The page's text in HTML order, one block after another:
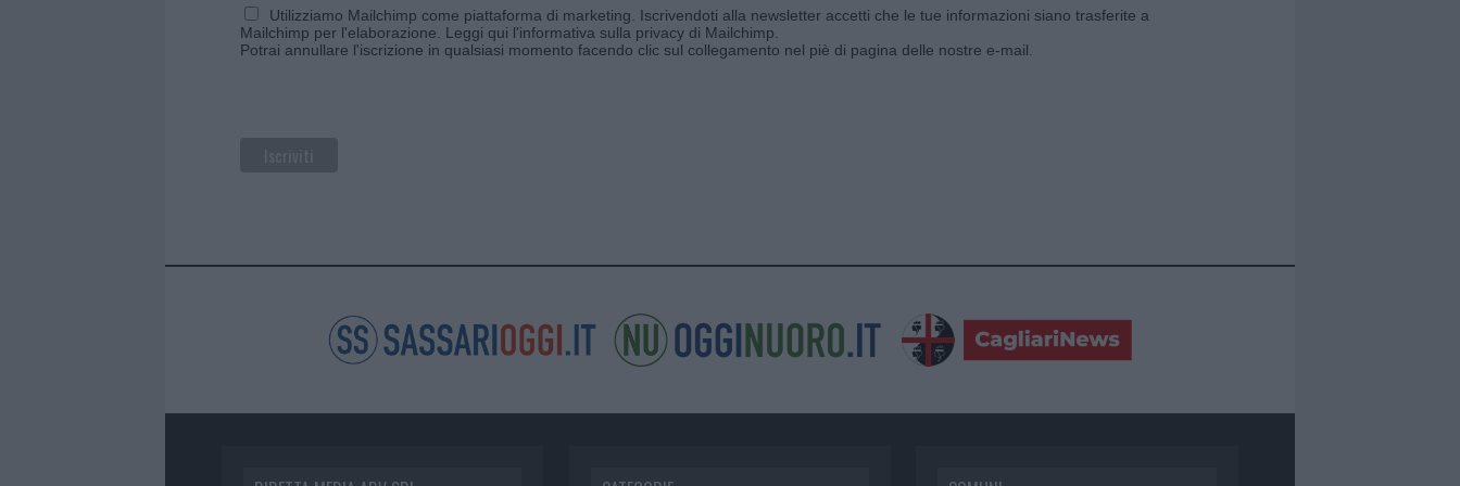
Utilizziamo Mailchimp come piattaforma di marketing. Iscrivendoti alla newsletter accetti che le tue informazioni siano trasferite a
Mailchimp per l'elaborazione. Leggi qui l'informativa sulla privacy di Mailchimp
Potrai annullare l'iscrizione in qualsiasi momento facendo clic sul collegamento nel piè di pagina delle nostre e-mail.